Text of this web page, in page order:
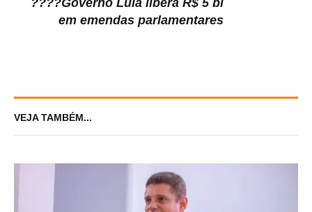
????Governo Lula libera R$ 5 bi
em emendas parlamentares
VEJA TAMBÉM...